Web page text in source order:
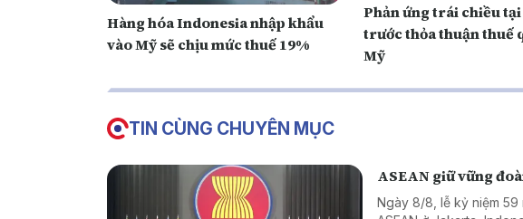
Hàng hóa Indonesia nhập khẩu
vào Mỹ sẽ chịu mức thuế 19%
Phản ứng trái chiều
trước thỏa thuận thuế
Mỹ
TIN CÙNG CHUYÊN MỤC
ASEAN giữ vững
Ngày 8/8, lễ kỷ niệm 59